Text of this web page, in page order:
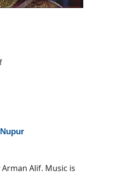
Alif. Music is